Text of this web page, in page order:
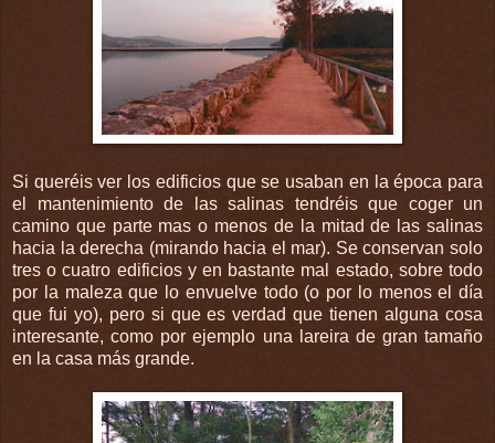
Si queréis ver los edificios que se usaban en la época para
el mantenimiento de las salinas tendréis que coger un
camino que parte mas o menos de la mitad de las salinas
hacia la derecha (mirando hacia el mar). Se conservan solo
tres o cuatro edificios y en bastante mal estado, sobre todo
por la maleza que lo envuelve todo (o por lo menos el día
que fui yo), pero si que es verdad que tienen alguna cosa
interesante, como por ejemplo una lareira de gran tamaño
en la casa más grande.